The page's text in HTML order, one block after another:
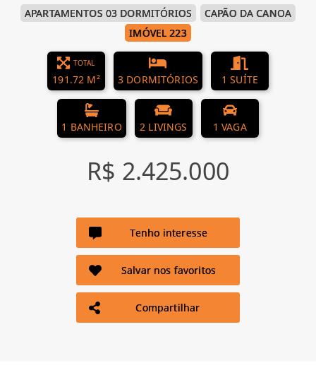
APARTAMENTOS 03 DORMITÓRIOS
CAPÃO DA CANOA
IMÓVEL 223
TOTAL
191.72 M² 3 DORMITÓRIOS 1 SUÍTE
1 BANHEIRO 2 LIVINGS 1 VAGA
R$ 2.425.000
Tenho interesse
Salvar nos favoritos
Compartilhar